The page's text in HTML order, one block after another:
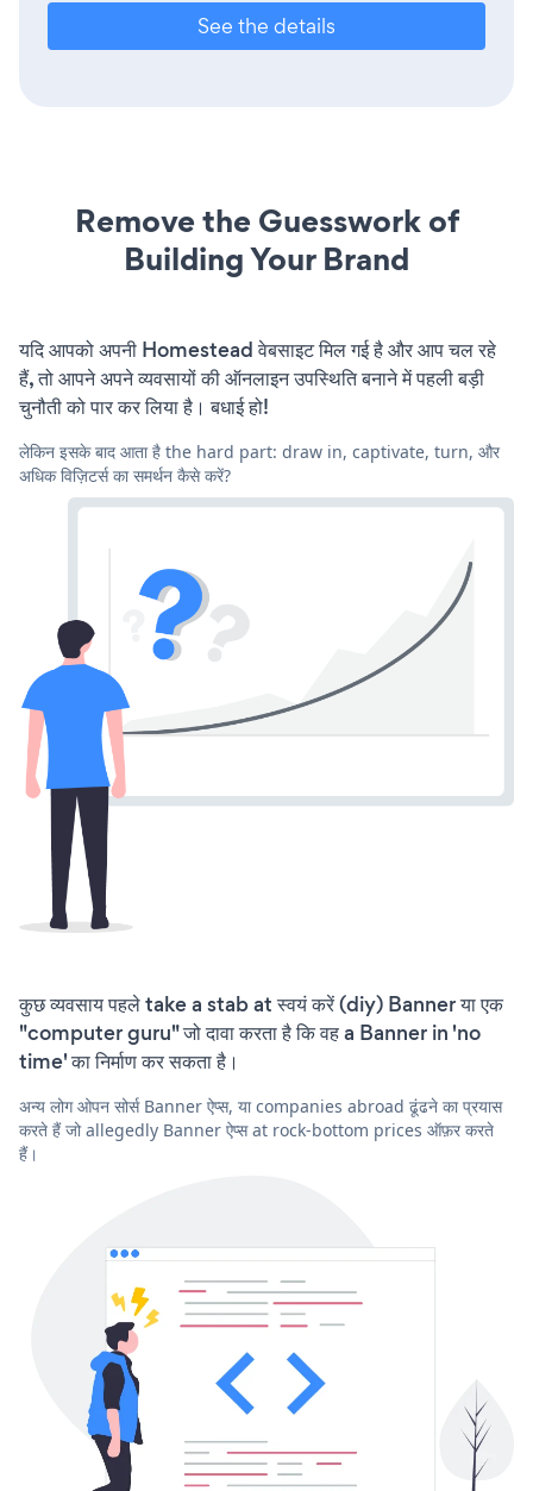
See the details
Remove the Guesswork of
Building Your Brand
यदि आपको अपनी Homestead वेबसाइट मिल गई है और आप चल रहे
हैं, तो आपने अपने व्यवसायों की ऑनलाइन उपस्थिति बनाने में पहली बड़ी
चुनौती को पार कर लिया है। बधाई हो!
लेकिन इसके बाद आता है the hard part: draw in, captivate, turn, और
अधिक विज़िटर्स का समर्थन कैसे करें?
कुछ व्यवसाय पहले take a stab at स्वयं करें (diy) Banner या एक
"computer guru" जो दावा करता है कि वह a Banner in 'no
time' का निर्माण कर सकता है।
अन्य लोग ओपन सोर्स Banner ऐप्स, या companies abroad ढूंढने का प्रयास
करते हैं जो allegedly Banner ऐप्स at rock-bottom prices ऑफ़र करते
हैं।